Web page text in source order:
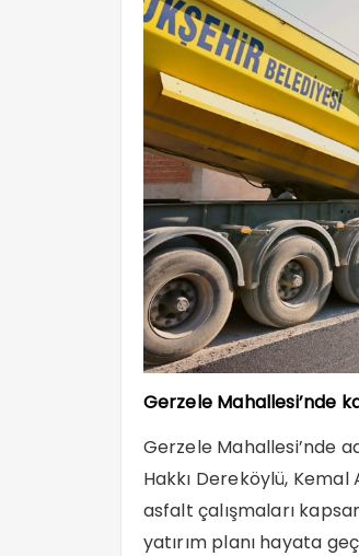
Gerzele Mahallesi’nde
Gerzele Mahallesi’nde
Hakkı Dereköylü,
asfalt çalışmaları
yatırım planı hayata